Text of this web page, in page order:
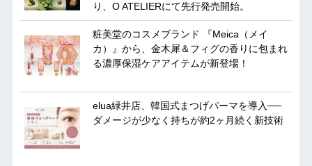
り、O ATELIERにて先行発売開始。
粧美堂のコスメブランド 『Meica（メイ
カ）』から、金木犀＆フィグの香りに包まれ
る濃厚保湿ケアアイテムが新登場！
elua緑井店、韓国式まつげパーマを導入──
ダメージが少なく持ちが約2ヶ月続く新技術